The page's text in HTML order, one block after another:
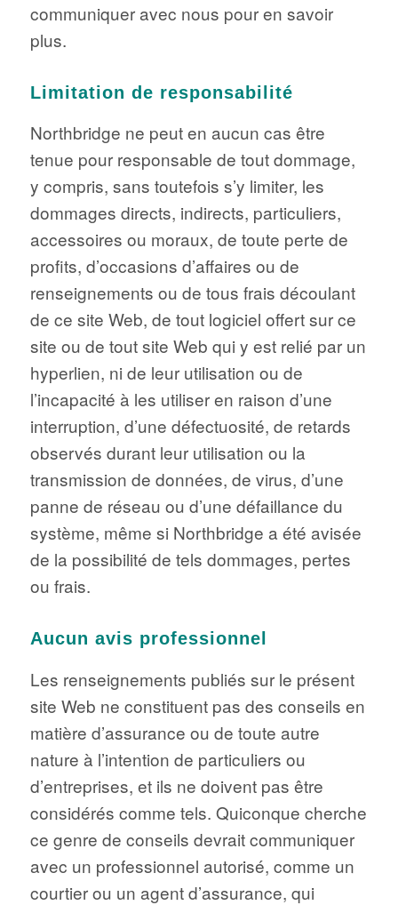
communiquer avec nous pour en savoir
plus.
Limitation de responsabilité
Northbridge ne peut en aucun cas être
tenue pour responsable de tout dommage,
y compris, sans toutefois s’y limiter, les
dommages directs, indirects, particuliers,
accessoires ou moraux, de toute perte de
profits, d’occasions d’affaires ou de
renseignements ou de tous frais découlant
de ce site Web, de tout logiciel offert sur ce
site ou de tout site Web qui y est relié par un
hyperlien, ni de leur utilisation ou de
l’incapacité à les utiliser en raison d’une
interruption, d’une défectuosité, de retards
observés durant leur utilisation ou la
transmission de données, de virus, d’une
panne de réseau ou d’une défaillance du
système, même si Northbridge a été avisée
de la possibilité de tels dommages, pertes
ou frais.
Aucun avis professionnel
Les renseignements publiés sur le présent
site Web ne constituent pas des conseils en
matière d’assurance ou de toute autre
nature à l’intention de particuliers ou
d’entreprises, et ils ne doivent pas être
considérés comme tels. Quiconque cherche
ce genre de conseils devrait communiquer
avec un professionnel autorisé, comme un
courtier ou un agent d’assurance, qui